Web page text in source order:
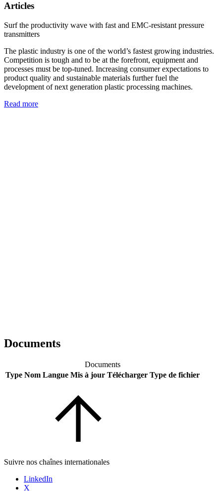
Articles
Surf the productivity wave with fast and EMC-resistant pressure
transmitters
The plastic industry is one of the world’s fastest growing industries.
Competition is tough and to be at the forefront, equipment and
processes must be top-tuned. Increasing consumer expectations to
product quality and sustainable materials further fuel the
development of next generation plastic processing machines.
Read more
Documents
Documents
Type Nom Langue Mis à jour Télécharger Type de fichier
Suivre nos chaînes internationales
LinkedIn
X